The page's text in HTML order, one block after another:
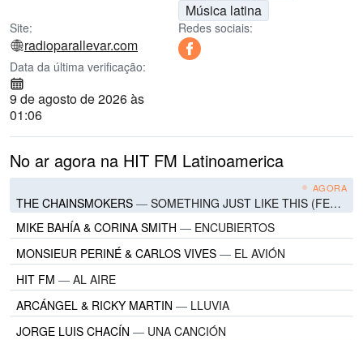
Música latina
Site:
radioparallevar.com
Redes sociais:
Data da última verificação:
9 de agosto de 2026 às
01:06
No ar agora na HIT FM Latinoamerica
AGORA
THE CHAINSMOKERS — SOMETHING JUST LIKE THIS (FEAT. COLDPLAY)
MIKE BAHÍA & CORINA SMITH — ENCUBIERTOS
MONSIEUR PERINÉ & CARLOS VIVES — EL AVIÓN
HIT FM — AL AIRE
ARCÁNGEL & RICKY MARTIN — LLUVIA
JORGE LUIS CHACÍN — UNA CANCIÓN